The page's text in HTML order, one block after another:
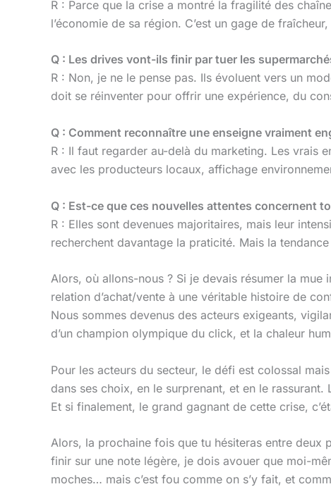
R : Parce que la crise a montré la fragilité des
l’économie de sa région. C’est un gage de
Q : Les drives vont-ils finir par tuer les
R : Non, je ne le pense pas. Ils évoluent vers un
doit se réinventer pour offrir une expérience, du
Q : Comment reconnaître une enseigne vraiment
R : Il faut regarder au-delà du marketing. Les vrais
avec les producteurs locaux, affichage
Q : Est-ce que ces nouvelles attentes concernent
R : Elles sont devenues majoritaires, mais leur
recherchent davantage la praticité. Mais la
Alors, où allons-nous ? Si je devais résumer la mue
relation d’achat/vente à une véritable histoire de
Nous sommes devenus des acteurs exigeants,
d’un champion olympique du click, et la chaleur
Pour les acteurs du secteur, le défi est colossal
dans ses choix, en le surprenant, et en le rassurant.
Et si finalement, le grand gagnant de cette crise,
Alors, la prochaine fois que tu hésiteras entre
finir sur une note légère, je dois avouer que moi-
moches… mais c’est fou comme on s’y fait, et